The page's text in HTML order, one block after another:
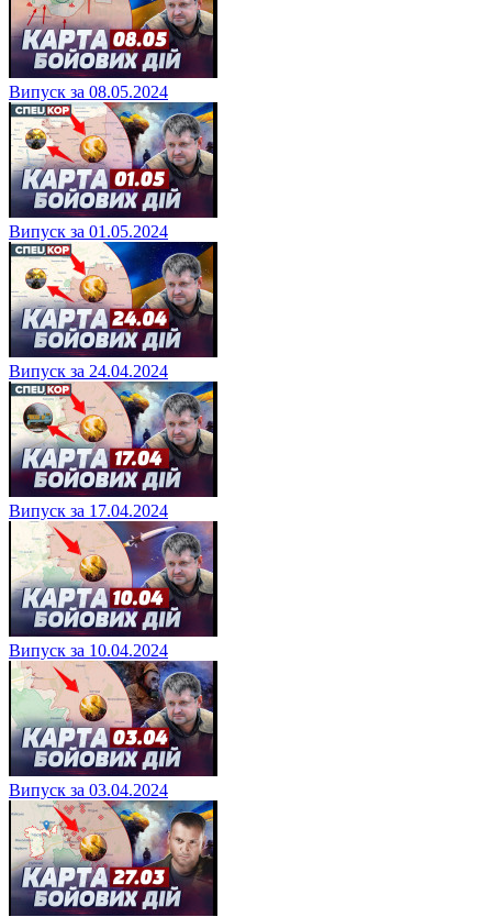
Випуск за 08.05.2024
Випуск за 01.05.2024
Випуск за 24.04.2024
Випуск за 17.04.2024
Випуск за 10.04.2024
Випуск за 03.04.2024